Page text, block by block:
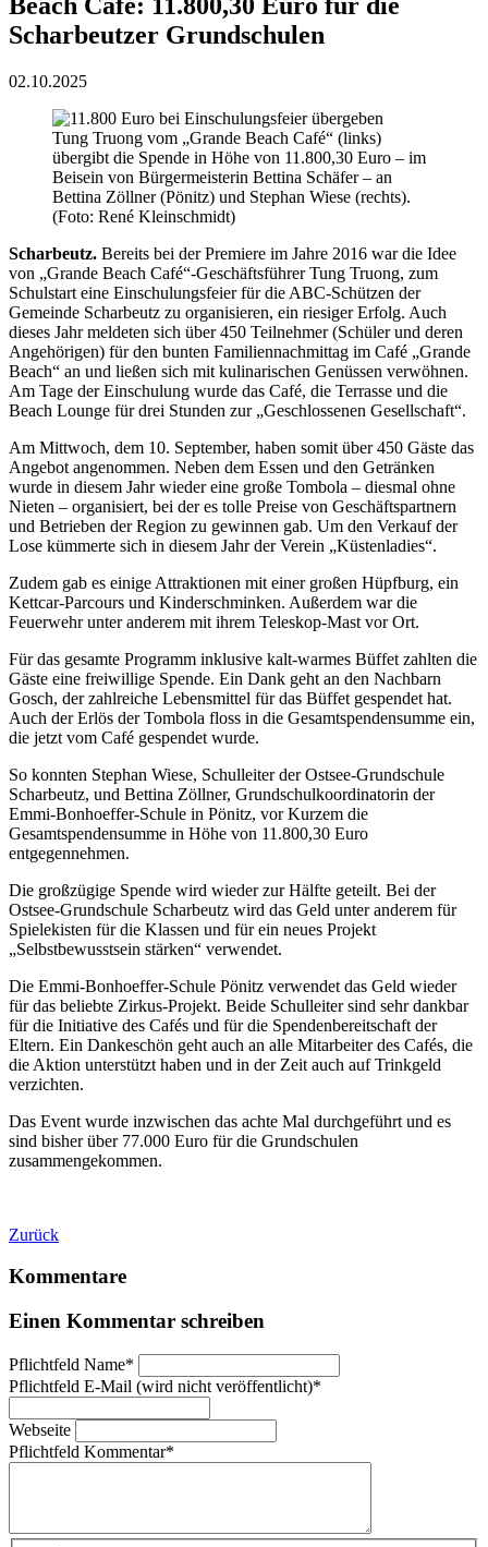
Scharbeutzer Grundschulen
02.10.2025
Tung Truong vom „Grande Beach Café“ (links)
übergibt die Spende in Höhe von 11.800,30 Euro – im
Beisein von Bürgermeisterin Bettina Schäfer – an
Bettina Zöllner (Pönitz) und Stephan Wiese (rechts).
(Foto: René Kleinschmidt)
Scharbeutz. Bereits bei der Premiere im Jahre 2016 war die Idee
von „Grande Beach Café“-Geschäftsführer Tung Truong, zum
Schulstart eine Einschulungsfeier für die ABC-Schützen der
Gemeinde Scharbeutz zu organisieren, ein riesiger Erfolg. Auch
dieses Jahr meldeten sich über 450 Teilnehmer (Schüler und deren
Angehörigen) für den bunten Familiennachmittag im Café „Grande
Beach“ an und ließen sich mit kulinarischen Genüssen verwöhnen.
Am Tage der Einschulung wurde das Café, die Terrasse und die
Beach Lounge für drei Stunden zur „Geschlossenen Gesellschaft“.
Am Mittwoch, dem 10. September, haben somit über 450 Gäste das
Angebot angenommen. Neben dem Essen und den Getränken
wurde in diesem Jahr wieder eine große Tombola – diesmal ohne
Nieten – organisiert, bei der es tolle Preise von Geschäftspartnern
und Betrieben der Region zu gewinnen gab. Um den Verkauf der
Lose kümmerte sich in diesem Jahr der Verein „Küstenladies“.
Zudem gab es einige Attraktionen mit einer großen Hüpfburg, ein
Kettcar-Parcours und Kinderschminken. Außerdem war die
Feuerwehr unter anderem mit ihrem Teleskop-Mast vor Ort.
Für das gesamte Programm inklusive kalt-warmes Büffet zahlten die
Gäste eine freiwillige Spende. Ein Dank geht an den Nachbarn
Gosch, der zahlreiche Lebensmittel für das Büffet gespendet hat.
Auch der Erlös der Tombola floss in die Gesamtspendensumme ein,
die jetzt vom Café gespendet wurde.
So konnten Stephan Wiese, Schulleiter der Ostsee-Grundschule
Scharbeutz, und Bettina Zöllner, Grundschulkoordinatorin der
Emmi-Bonhoeffer-Schule in Pönitz, vor Kurzem die
Gesamtspendensumme in Höhe von 11.800,30 Euro
entgegennehmen.
Die großzügige Spende wird wieder zur Hälfte geteilt. Bei der
Ostsee-Grundschule Scharbeutz wird das Geld unter anderem für
Spielekisten für die Klassen und für ein neues Projekt
„Selbstbewusstsein stärken“ verwendet.
Die Emmi-Bonhoeffer-Schule Pönitz verwendet das Geld wieder
für das beliebte Zirkus-Projekt. Beide Schulleiter sind sehr dankbar
für die Initiative des Cafés und für die Spendenbereitschaft der
Eltern. Ein Dankeschön geht auch an alle Mitarbeiter des Cafés, die
die Aktion unterstützt haben und in der Zeit auch auf Trinkgeld
verzichten.
Das Event wurde inzwischen das achte Mal durchgeführt und es
sind bisher über 77.000 Euro für die Grundschulen
zusammengekommen.
Zurück
Kommentare
Einen Kommentar schreiben
Pflichtfeld Name*
Pflichtfeld E-Mail (wird nicht veröffentlicht)*
Webseite
Pflichtfeld Kommentar*